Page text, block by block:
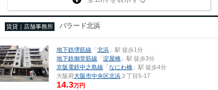
賃貸｜店舗事務所 パラード北浜
地下鉄堺筋線 「北浜 」駅 徒歩1分
地下鉄御堂筋線 「淀屋橋 」駅 徒歩3分
京阪電鉄中之島線 「なにわ橋 」駅 徒歩4分
大阪府大阪市中央区北浜 ２丁目5-17
14.3万円